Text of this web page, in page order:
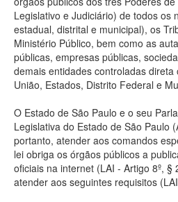
Legislativo e Judiciário) de todos os
estadual, distrital e municipal), os
Ministério Público, bem como as
públicas, empresas públicas,
demais entidades controladas
União, Estados, Distrito Federal e
O Estado de São Paulo e o seu
Legislativa do Estado de São Paulo
portanto, atender aos comandos
lei obriga os órgãos públicos a
oficiais na internet (LAI - Artigo 8º, §
atender aos seguintes requisitos